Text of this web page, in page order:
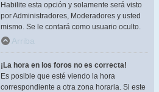
Habilite esta opción y solamente será visto
por Administradores, Moderadores y usted
mismo. Se le contará como usuario oculto.
Arriba
¡La hora en los foros no es correcta!
Es posible que esté viendo la hora
correspondiente a otra zona horaria. Si este